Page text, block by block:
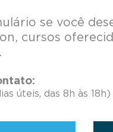
se você
cursos
úteis, das 8h às 18h)